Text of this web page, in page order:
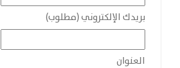
بريدك الإلكتروني (مطلوب)
العنوان